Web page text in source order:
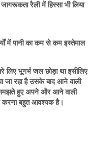
रैली में हिस्सा भी लिया
में पानी का कम से कम इस्तेमाल
लिए भूगर्भ जल छोड़ा था इसीलिए
जा रहा है उसके बाद आने वाली
समझते हुए अपने और आने वाली
करना बहुत आवश्यक है।